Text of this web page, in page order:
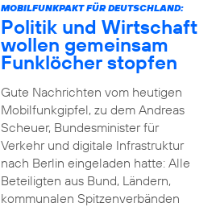
MOBILFUNKPAKT FÜR DEUTSCHLAND:
Politik und Wirtschaft
wollen gemeinsam
Funklöcher stopfen
Gute Nachrichten vom heutigen
Mobilfunkgipfel, zu dem Andreas
Scheuer, Bundesminister für
Verkehr und digitale Infrastruktur
nach Berlin eingeladen hatte: Alle
Beteiligten aus Bund, Ländern,
kommunalen Spitzenverbänden